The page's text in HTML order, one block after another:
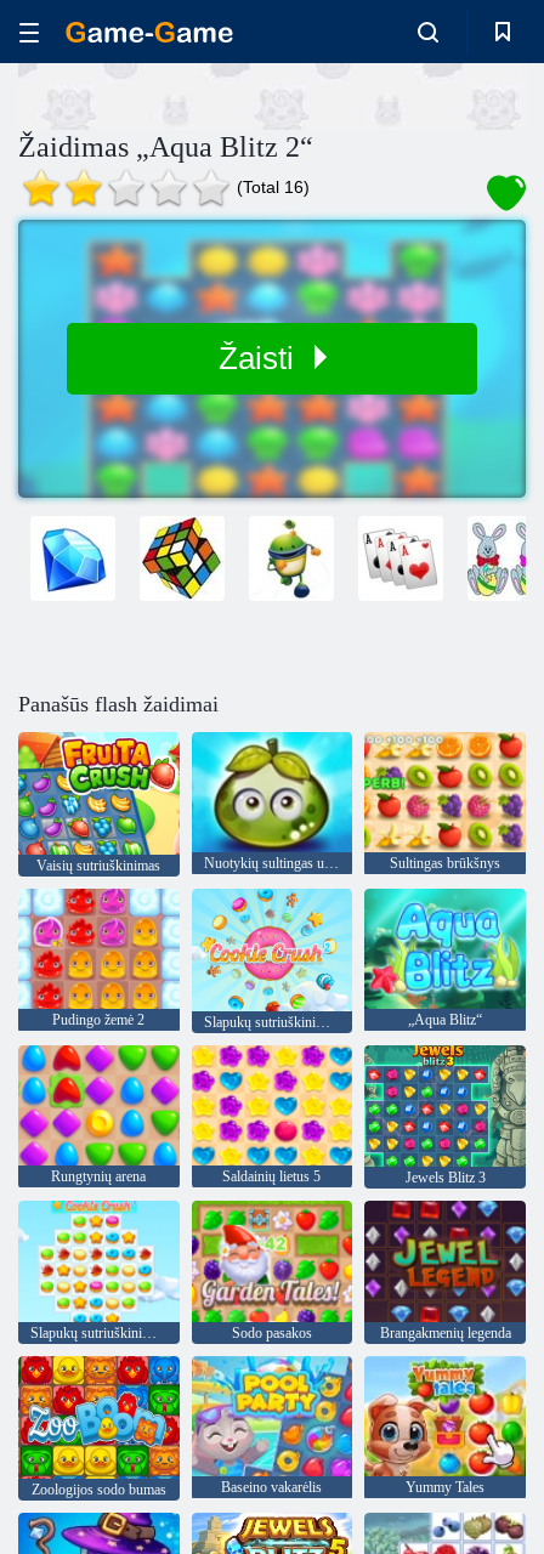
Žaidimas „Aqua Blitz 2“
(Total 16)
Žaisti
Panašūs flash žaidimai
Vaisių sutriuškinimas Nuotykių sultingas uogas Sultingas brūkšnys
Pudingo žemė 2 Slapukų sutriuškinimas 2 „Aqua Blitz“
Rungtynių arena Saldainių lietus 5 Jewels Blitz 3
Slapukų sutriuškinimas 3 Sodo pasakos Brangakmenių legenda
Zoologijos sodo bumas Baseino vakarėlis Yummy Tales